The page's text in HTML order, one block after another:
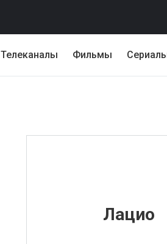
Телеканалы Фильмы
Лацио